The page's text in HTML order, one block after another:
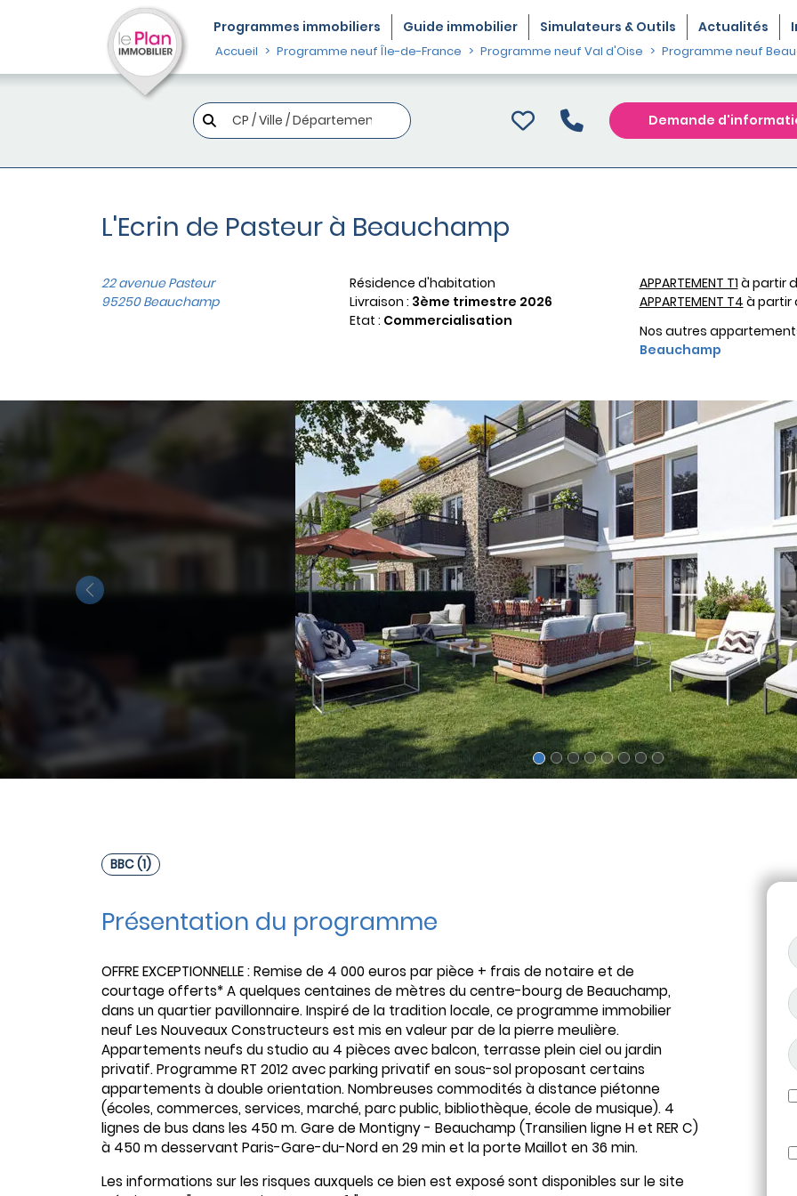
Programmes immobiliers Guide immobilier Simulateurs & Outils Actualités
Accueil Programme neuf Île-de-France Programme neuf Val d'Oise Programme neuf
Demande
L'Ecrin de Pasteur à Beauchamp
22 avenue Pasteur
95250 Beauchamp
Résidence d'habitation
Livraison : 3ème trimestre 2026
Etat : Commercialisation
APPARTEMENT T1 à partir
APPARTEMENT T4 à partir
Nos autres
Beauchamp
Previous
BBC (1)
Présentation du programme
OFFRE EXCEPTIONNELLE : Remise de 4 000 euros par pièce + frais de notaire et de
courtage offerts* A quelques centaines de mètres du centre-bourg de Beauchamp,
dans un quartier pavillonnaire. Inspiré de la tradition locale, ce programme immobilier
neuf Les Nouveaux Constructeurs est mis en valeur par de la pierre meulière.
Appartements neufs du studio au 4 pièces avec balcon, terrasse plein ciel ou jardin
privatif. Programme RT 2012 avec parking privatif en sous-sol proposant certains
appartements à double orientation. Nombreuses commodités à distance piétonne
(écoles, commerces, services, marché, parc public, bibliothèque, école de musique). 4
lignes de bus dans les 450 m. Gare de Montigny - Beauchamp (Transilien ligne H et RER C)
à 450 m desservant Paris-Gare-du-Nord en 29 min et la porte Maillot en 36 min.
Les informations sur les risques auxquels ce bien est exposé sont disponibles sur le site